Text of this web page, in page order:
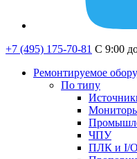
+7 (495) 175-70-81 C 9:00
Ремонтируемое
По типу
ЧПУ
ПЛК и I/